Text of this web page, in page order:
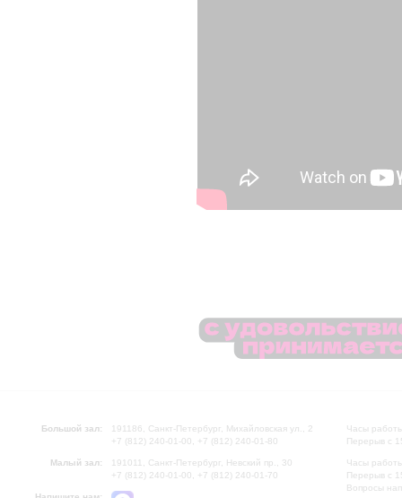
Большой зал:
191186, Санкт-Петербург, Михайловская ул., 2
+7 (812) 240-01-00, +7 (812) 240-01-80
Малый зал:
191011, Санкт-Петербург, Невский пр., 30
+7 (812) 240-01-00, +7 (812) 240-01-70
Часы
Перерыв с
Часы
Перерыв с
Вопросы